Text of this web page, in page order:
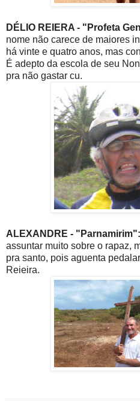
DÉLIO REIERA - "Profeta
nome não carece de maiores
há vinte e quatro anos, mas
É adepto da escola de seu
pra não gastar cu.
ALEXANDRE - "Parnamirim":
assuntar muito sobre o rapaz,
pra santo, pois aguenta
Reieira.